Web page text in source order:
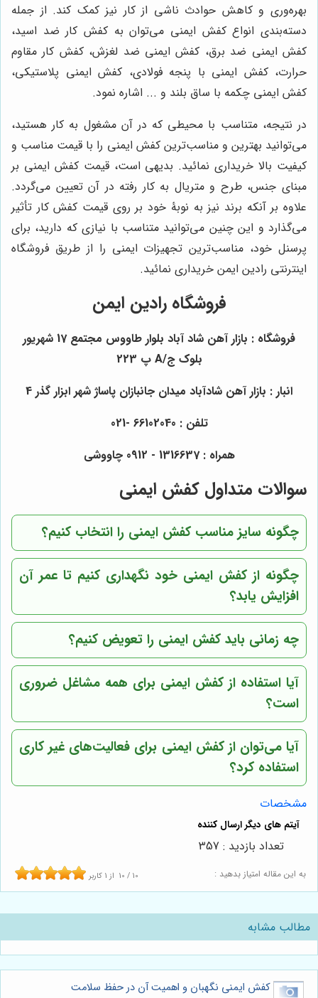
بهره‌وری و کاهش حوادث ناشی از کار نیز کمک کند. از جمله
دسته‌بندی انواع کفش ایمنی می‌توان به کفش کار ضد اسید،
کفش ایمنی ضد برق، کفش ایمنی ضد لغزش، کفش کار مقاوم
حرارت، کفش ایمنی با پنجه فولادی، کفش ایمنی پلاستیکی،
کفش ایمنی چکمه با ساق بلند و ... اشاره نمود.
در نتیجه، متناسب با محیطی که در آن مشغول به کار هستید،
می‌توانید بهترین و مناسب‌ترین کفش ایمنی را با قیمت مناسب و
کیفیت بالا خریداری نمائید. بدیهی است، قیمت کفش ایمنی بر
مبنای جنس، طرح و متریال به کار رفته در آن تعیین می‌گردد.
علاوه بر آنکه برند نیز به نوبۀ خود بر روی قیمت کفش کار تأثیر
می‌گذارد و این چنین می‌توانید متناسب با نیازی که دارید، برای
پرسنل خود، مناسب‌ترین تجهیزات ایمنی را از طریق فروشگاه
اینترنتی رادین ایمن خریداری نمائید.
فروشگاه رادین ایمن
فروشگاه : بازار آهن شاد آباد بلوار طاووس مجتمع 17 شهریور
بلوک ج/A پ 223
انبار : بازار آهن شادآباد میدان جانبازان پاساژ شهر ابزار گذر 4
تلفن : 66102040 -021
همراه : 1316637 - 0912 چاووشی
سوالات متداول کفش ایمنی
چگونه سایز مناسب کفش ایمنی را انتخاب کنیم؟
چگونه از کفش ایمنی خود نگهداری کنیم تا عمر آن
افزایش یابد؟
چه زمانی باید کفش ایمنی را تعویض کنیم؟
آیا استفاده از کفش ایمنی برای همه مشاغل ضروری
است؟
آیا می‌توان از کفش ایمنی برای فعالیت‌های غیر کاری
استفاده کرد؟
مشخصات
به این مقاله امتیاز بدهید : 10 / 10 از 1 کاربر
تعداد بازدید : 357
مطالب مشابه
کفش ایمنی نگهبان و اهمیت آن در حفظ سلامت